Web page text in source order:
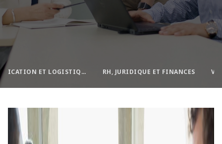
FABRICATION ET LOGISTIQUE RH, JURIDIQUE ET FINANCES